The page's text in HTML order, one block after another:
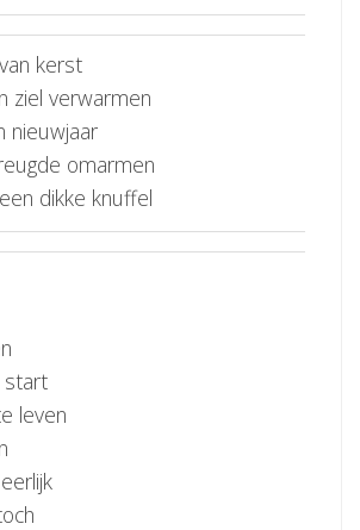
kerst
ziel verwarmen
nieuwjaar
omarmen
dikke knuffel
start
leven